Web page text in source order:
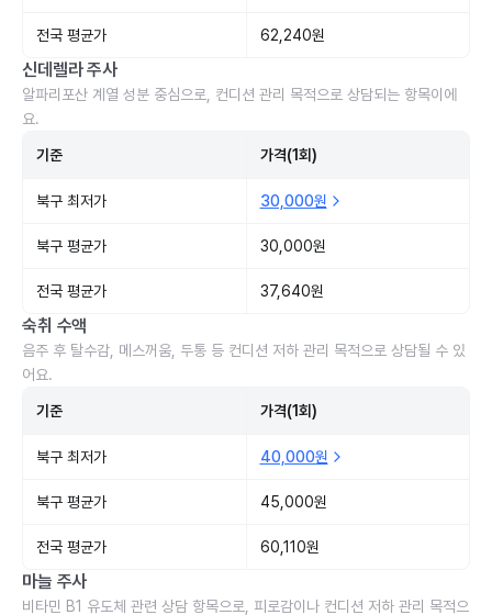
전국 평균가 62,240원
신데렐라 주사
알파리포산 계열 성분 중심으로, 컨디션 관리 목적으로 상담되는 항목이에
요.
기준 가격(1회)
북구 최저가 30,000원
북구 평균가 30,000원
전국 평균가 37,640원
숙취 수액
음주 후 탈수감, 메스꺼움, 두통 등 컨디션 저하 관리 목적으로 상담될 수 있
어요.
기준 가격(1회)
북구 최저가 40,000원
북구 평균가 45,000원
전국 평균가 60,110원
마늘 주사
비타민 B1 유도체 관련 상담 항목으로, 피로감이나 컨디션 저하 관리 목적으